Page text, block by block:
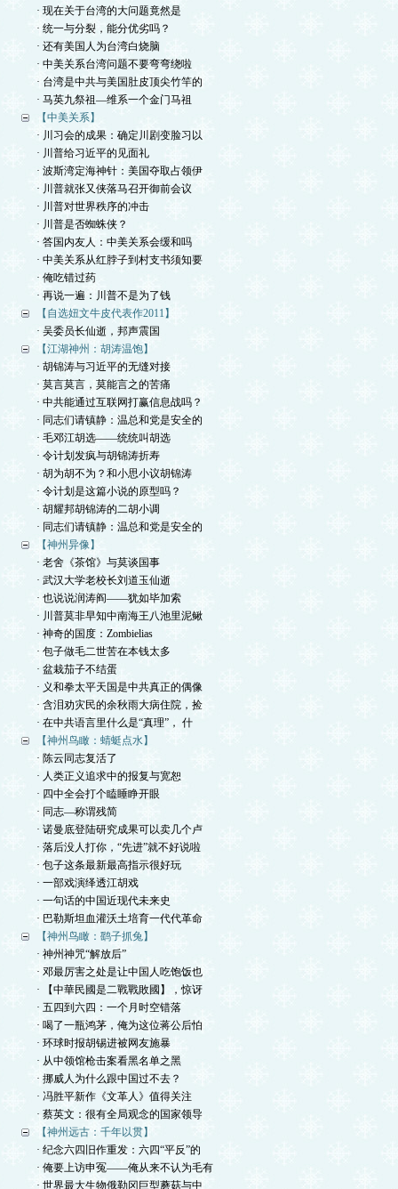
· 现在关于台湾的大问题竟然是
· 统一与分裂，能分优劣吗？
· 还有美国人为台湾白烧脑
· 中美关系台湾问题不要弯弯绕啦
· 台湾是中共与美国肚皮顶尖竹竿的
· 马英九祭祖—维系一个金门马祖
【中美关系】
· 川习会的成果：确定川剧变脸习以
· 川普给习近平的见面礼
· 波斯湾定海神针：美国夺取占领伊
· 川普就张又侠落马召开御前会议
· 川普对世界秩序的冲击
· 川普是否蜘蛛侠？
· 答国内友人：中美关系会缓和吗
· 中美关系从红脖子到村支书须知要
· 俺吃错过药
· 再说一遍：川普不是为了钱
【自选妞文牛皮代表作2011】
· 吴委员长仙逝，邦声震国
【江湖神州：胡涛温饱】
· 胡锦涛与习近平的无缝对接
· 莫言莫言，莫能言之的苦痛
· 中共能通过互联网打赢信息战吗？
· 同志们请镇静：温总和党是安全的
· 毛邓江胡选——统统叫胡选
· 令计划发疯与胡锦涛折寿
· 胡为胡不为？和小思小议胡锦涛
· 令计划是这篇小说的原型吗？
· 胡耀邦胡锦涛的二胡小调
· 同志们请镇静：温总和党是安全的
【神州异像】
· 老舍《茶馆》与莫谈国事
· 武汉大学老校长刘道玉仙逝
· 也说说润涛阎——犹如毕加索
· 川普莫非早知中南海王八池里泥鳅
· 神奇的国度：Zombielias
· 包子做毛二世苦在本钱太多
· 盆栽茄子不结蛋
· 义和拳太平天国是中共真正的偶像
· 含泪劝灾民的余秋雨大病住院，捡
· 在中共语言里什么是“真理”， 什
【神州鸟瞰：蜻蜓点水】
· 陈云同志复活了
· 人类正义追求中的报复与宽恕
· 四中全会打个瞌睡睁开眼
· 同志—称谓残简
· 诺曼底登陆研究成果可以卖几个卢
· 落后没人打你，“先进”就不好说啦
· 包子这条最新最高指示很好玩
· 一部戏演绎透江胡戏
· 一句话的中国近现代未来史
· 巴勒斯坦血灌沃土培育一代代革命
【神州鸟瞰：鹞子抓兔】
· 神州神咒“解放后”
· 邓最厉害之处是让中国人吃饱饭也
· 【中華民國是二戰戰敗國】，惊讶
· 五四到六四：一个月时空错落
· 喝了一瓶鸿茅，俺为这位蒋公后怕
· 环球时报胡锡进被网友施暴
· 从中领馆枪击案看黑名单之黑
· 挪威人为什么跟中国过不去？
· 冯胜平新作《文革人》值得关注
· 蔡英文：很有全局观念的国家领导
【神州远古：千年以贯】
· 纪念六四旧作重发：六四“平反”的
· 俺要上访申冤——俺从来不认为毛有
· 世界最大生物俄勒冈巨型蘑菇与中